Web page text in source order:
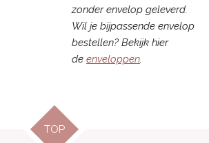
zonder envelop geleverd.
Wil je bijpassende envelop
bestellen? Bekijk hier
de enveloppen.
TOP